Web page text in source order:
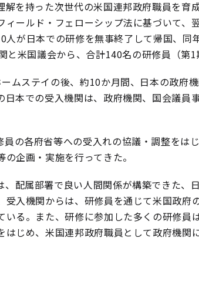
を持った次世代の米国連邦政府職員を育
ールド・フェローシップ法に基づいて、
人が日本での研修を無事終了して帰国、
米国議会から、合計140名の研修員（第1
ムステイの後、約10か月間、日本の政府
本での受入機関は、政府機関、国会議員
の各府省等への受入れの協議・調整をは
企画・実施を行ってきた。
配属部署で良い人間関係が構築できた、
入機関からは、研修員を通じて米国政府
る。また、研修に参加した多くの研修員
じめ、米国連邦政府職員として政府機関